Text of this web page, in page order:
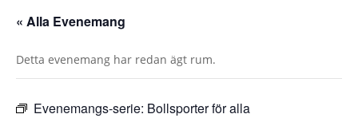
« Alla Evenemang
Detta evenemang har redan ägt rum.
Evenemangs-serie: Bollsporter för alla